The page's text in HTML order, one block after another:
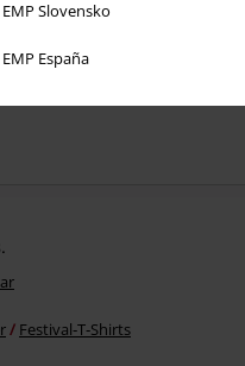
EMP Slovensko
EMP España
Festival‑T‑Shirts